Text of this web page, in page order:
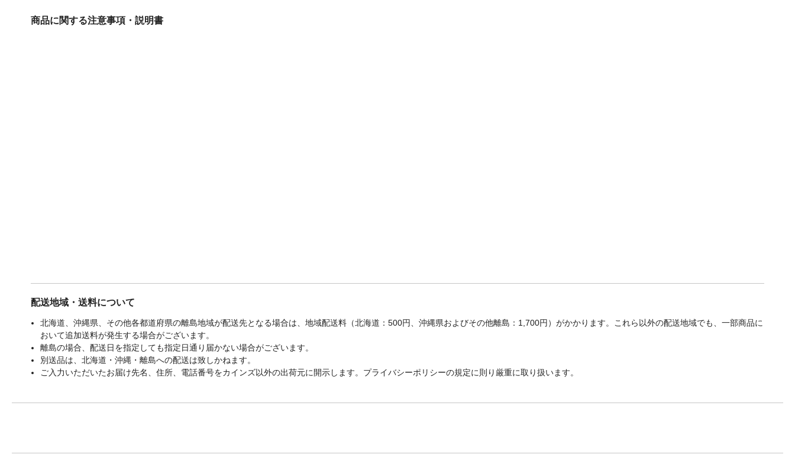
商品に関する注意事項・説明書
配送地域・送料について
北海道、沖縄県、その他各都道府県の離島地域が配送先となる場合は、地域配送料（北海道：500円、沖縄県およびその他離島：1,700円）がかかります。これら以外の配送地域でも、一部商品に
おいて追加送料が発生する場合がございます。
離島の場合、配送日を指定しても指定日通り届かない場合がございます。
別送品は、北海道・沖縄・離島への配送は致しかねます。
ご入力いただいたお届け先名、住所、電話番号をカインズ以外の出荷元に開示します。プライバシーポリシーの規定に則り厳重に取り扱います。